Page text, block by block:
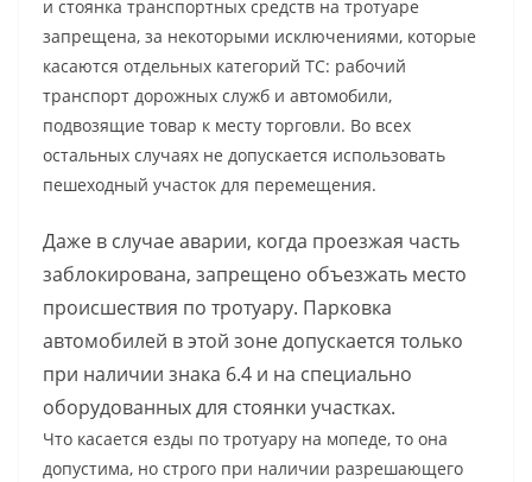
и стоянка транспортных средств на тротуаре
запрещена, за некоторыми исключениями, которые
касаются отдельных категорий ТС: рабочий
транспорт дорожных служб и автомобили,
подвозящие товар к месту торговли. Во всех
остальных случаях не допускается использовать
пешеходный участок для перемещения.
Даже в случае аварии, когда проезжая часть
заблокирована, запрещено объезжать место
происшествия по тротуару. Парковка
автомобилей в этой зоне допускается только
при наличии знака 6.4 и на специально
оборудованных для стоянки участках.
Что касается езды по тротуару на мопеде, то она
допустима, но строго при наличии разрешающего